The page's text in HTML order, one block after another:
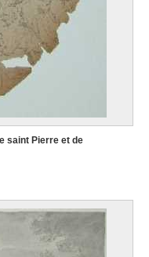
saint Pierre et de